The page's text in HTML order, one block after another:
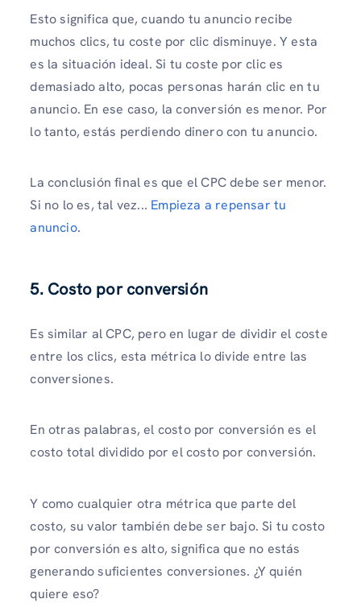
Esto significa que, cuando tu anuncio recibe
muchos clics, tu coste por clic disminuye. Y esta
es la situación ideal. Si tu coste por clic es
demasiado alto, pocas personas harán clic en tu
anuncio. En ese caso, la conversión es menor. Por
lo tanto, estás perdiendo dinero con tu anuncio.
La conclusión final es que el CPC debe ser menor.
Si no lo es, tal vez... Empieza a repensar tu
anuncio.
5. Costo por conversión
Es similar al CPC, pero en lugar de dividir el coste
entre los clics, esta métrica lo divide entre las
conversiones.
En otras palabras, el costo por conversión es el
costo total dividido por el costo por conversión.
Y como cualquier otra métrica que parte del
costo, su valor también debe ser bajo. Si tu costo
por conversión es alto, significa que no estás
generando suficientes conversiones. ¿Y quién
quiere eso?